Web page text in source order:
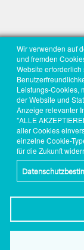
Wir verwenden auf
und fremden
Website
Leistungs-Cookies,
der Website und
Anzeige relevanter
"ALLE
aller Cookies
einzelne Cookie-
für die Zukunft